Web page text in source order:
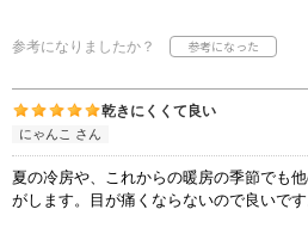
参考になりましたか？
乾きにくくて良い
にゃんこ さん
夏の冷房や、これからの暖房の季節でも
がします。目が痛くならないので良いです